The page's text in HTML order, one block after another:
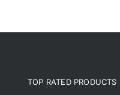
TOP RATED PRODUCTS